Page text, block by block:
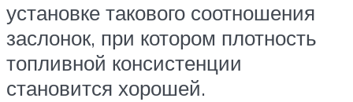
установке такового соотношения
заслонок, при котором плотность
топливной консистенции
становится хорошей.